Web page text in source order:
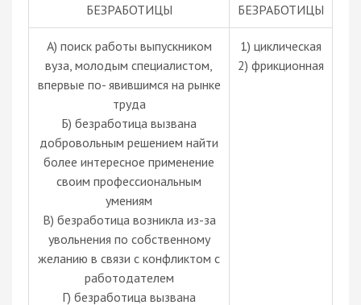
БЕЗРАБОТИЦЫ
БЕЗРАБОТИЦЫ
A) поиск работы выпускником
вуза, молодым специалистом,
впервые по- явившимся на рынке
труда
Б) безработица вызвана
добровольным решением найти
более интересное применение
своим профессиональным
умениям
B) безработица возникла из-за
увольнения по собственному
желанию в связи с конфликтом с
работодателем
Г) безработица вызвана
1) циклическая
2) фрикционная